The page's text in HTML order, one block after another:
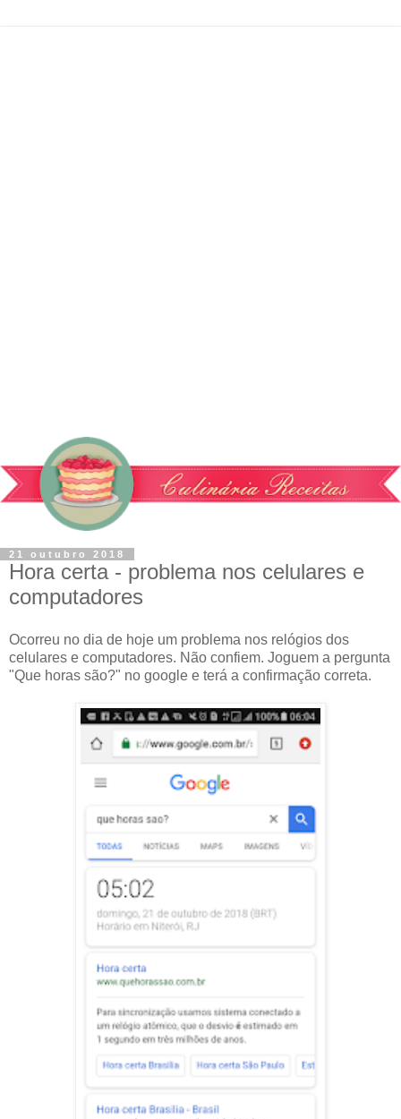
21 outubro 2018
Hora certa - problema nos celulares e
computadores
Ocorreu no dia de hoje um problema nos relógios dos
celulares e computadores. Não confiem. Joguem a pergunta
"Que horas são?" no google e terá a confirmação correta.